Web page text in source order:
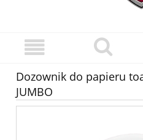
Dozownik do papieru
JUMBO